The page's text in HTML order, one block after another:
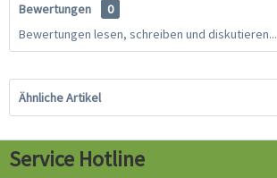
Bewertungen
0
Bewertungen lesen, schreiben und diskutieren...
Ähnliche Artikel
Service Hotline